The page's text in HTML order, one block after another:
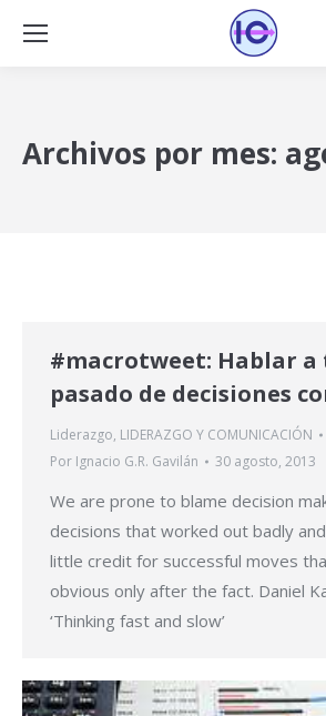
Archivos por mes:
#macrotweet: Hablar a
pasado de decisiones
Liderazgo, LIDERAZGO Y COMUNICACIÓN
Por Ignacio G.R. Gavilán 30 agosto, 2013
We are prone to blame decision
decisions that worked out badly
little credit for successful moves
obvious only after the fact. Daniel
‘Thinking fast and slow’